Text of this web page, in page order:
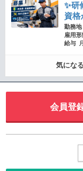
✨研
資格
勤務地
雇用形
給与
気になる
会員登